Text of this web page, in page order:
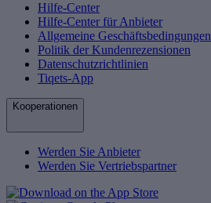
Hilfe-Center
Hilfe-Center für Anbieter
Allgemeine Geschäftsbedingungen
Politik der Kundenrezensionen
Datenschutzrichtlinien
Tiqets-App
Kooperationen
Werden Sie Anbieter
Werden Sie Vertriebspartner